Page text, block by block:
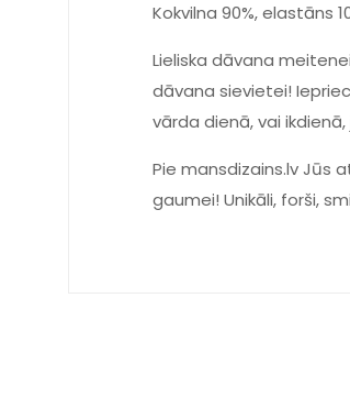
Kokvilna 90%, elastāns
Lieliska dāvana
dāvana sievietei!
vārda dienā, vai
Pie mansdizains.lv Jūs
gaumei! Unikāli, forši,